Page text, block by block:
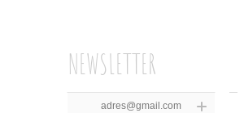
NEWSLETTER